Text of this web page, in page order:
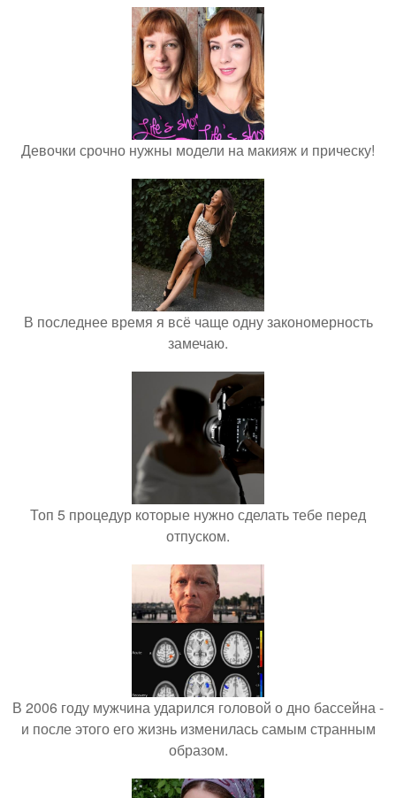
Девочки срочно нужны модели на макияж и прическу!
В последнее время я всё чаще одну закономерность
замечаю.
Топ 5 процедур которые нужно сделать тебе перед
отпуском.
В 2006 году мужчина ударился головой о дно бассейна -
и после этого его жизнь изменилась самым странным
образом.